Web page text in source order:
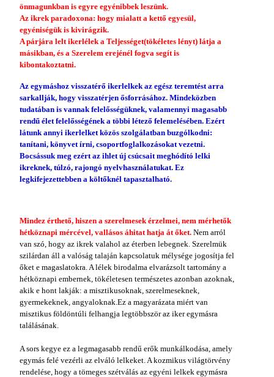
önmagunkban is egyre egyénibbek leszünk.
Az ikrek paradoxona: hogy mialatt a kettő egyesül,
egyéniségük is kivirágzik.
A párjára lelt ikerlélek a Teljességet(tökéletes lényt) látja a
másikban, és a Szerelem erejénél fogva segít is
kibontakoztatni.
Az egymáshoz visszatérő ikerlelkek az egész teremtést arra
sarkallják, hogy visszatérjen ősforrásához. Mindeközben
tudatában is vannak felelősségüknek, valamennyi magasabb
rendű élet felelősségének a többi létező felemelésében. Ezért
látunk annyi ikerlelket közös szolgálatban buzgólkodni:
tanítani, könyvet írni, csoportfoglalkozásokat vezetni.
Bocsássuk meg ezért az ihlet új csúcsait meghódító lelki
ikreknek, túlzó, rajongó nyelvhasználatukat. Ez
legkifejezettebben a költőknél tapasztalható.
Mindez érthető, hiszen a szerelmesek érzelmei, nem mérhetők
hétköznapi mércével, vallásos áhitat hatja át őket. Nem arról
van szó, hogy az ikrek valahol az éterben lebegnek. Szerelmük
szilárdan áll a valóság talaján kapcsolatuk mélysége jogosítja fel
őket e magaslatokra. A lélek birodalma elvarázsolt tartomány a
hétköznapi embernek, tökéletesen természetes azonban azoknak,
akik e hont lakják: a misztikusoknak, szerelmeseknek,
gyermekeknek, angyaloknak.Ez a magyarázata miért van
misztikus földöntúli felhangja legtöbbször az iker egymásra
találásának.
A sors kegye ez a legmagasabb rendű erők munkálkodása, amely
egymás felé vezérli az elváló lelkeket. A kozmikus világtörvény
rendelése, hogy a tömeges szétválás az egyéni lelkek egymásra